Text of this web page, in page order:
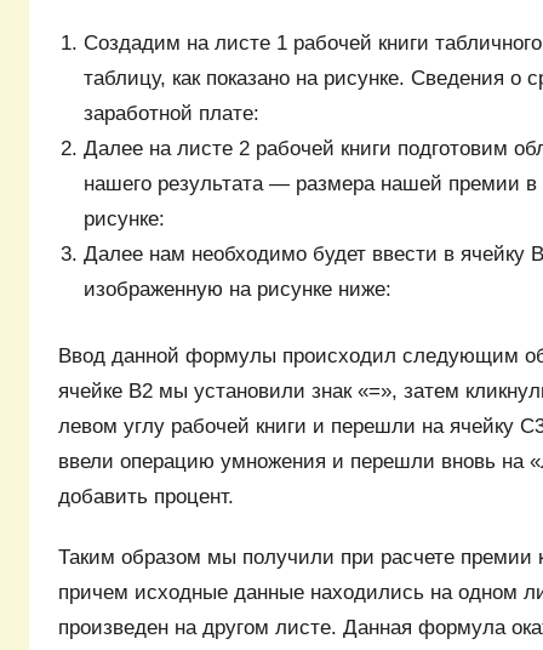
Создадим на листе 1 рабочей книги
таблицу, как показано на рисунке. Сведения о
заработной плате:
Далее на листе 2 рабочей книги подготовим
нашего результата — размера нашей премии в
рисунке:
Далее нам необходимо будет ввести в ячейку
изображенную на рисунке ниже:
Ввод данной формулы происходил следующим
ячейке В2 мы установили знак «=», затем
левом углу рабочей книги и перешли на ячейку
ввели операцию умножения и перешли вновь на
добавить процент.
Таким образом мы получили при расчете премии
причем исходные данные находились на одном
произведен на другом листе. Данная формула